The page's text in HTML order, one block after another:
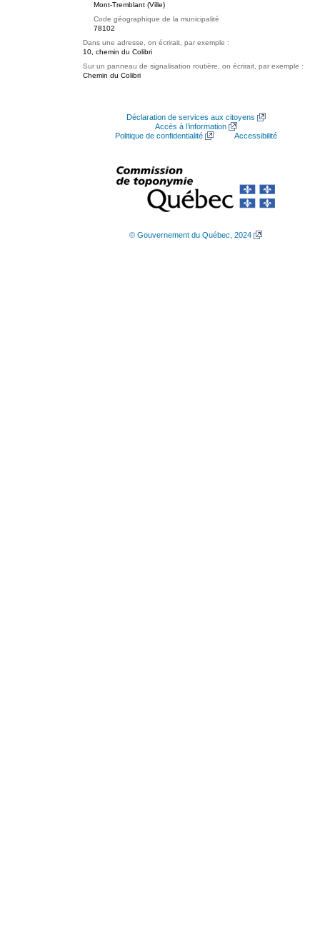
Mont-Tremblant (Ville)
Code géographique de la municipalité
78102
Dans une adresse, on écrirait, par exemple :
10, chemin du Colibri
Sur un panneau de signalisation routière, on écrirait, par exemple :
Chemin du Colibri
Déclaration de services aux citoyens
Accès à l’information
Politique de confidentialité
Accessibilité
© Gouvernement du Québec, 2024